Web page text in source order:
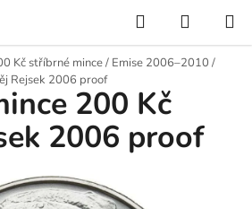
Hledat
Kč stříbrné mince/ Emise 2006–2010 /
Rejsek 2006 proof
200 Kč
2006 proof